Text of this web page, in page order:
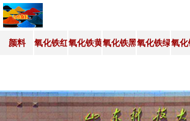
颜料 氧化铁红氧化铁黄氧化铁黑氧化铁绿